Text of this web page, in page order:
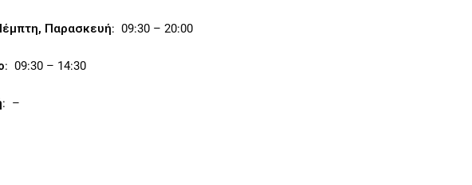
Παρασκευή: 09:30 – 20:00
: 09:30 – 14:30
: –